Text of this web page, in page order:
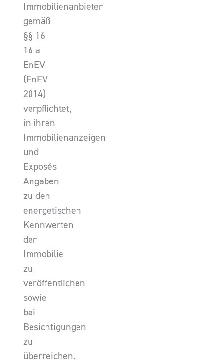
Immobilienanbieter
gemäß
§§ 16,
16 a
EnEV
(EnEV
2014)
verpflichtet,
in ihren
Immobilienanzeigen
und
Exposés
Angaben
zu den
energetischen
Kennwerten
der
Immobilie
zu
veröffentlichen
sowie
bei
Besichtigungen
zu
überreichen.